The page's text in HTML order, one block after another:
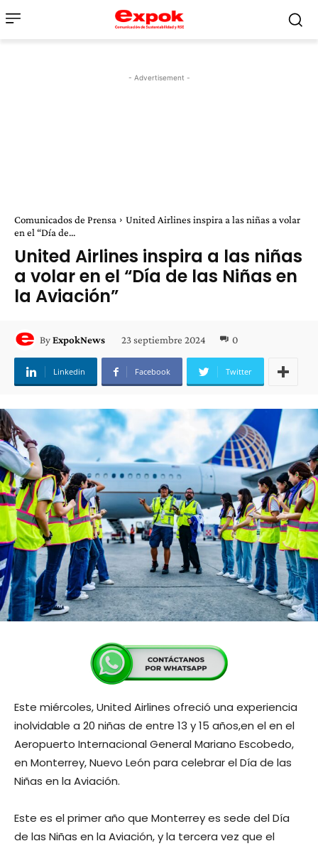
- Advertisement -
Comunicados de Prensa
United Airlines inspira a las niñas a volar
en el “Día de...
United Airlines inspira a las niñas
a volar en el “Día de las Niñas en
la Aviación”
ByExpokNews 23 septiembre 2024 0
Linkedin Facebook Twitter
Este miércoles, United Airlines ofreció una experiencia
inolvidable a 20 niñas de entre 13 y 15 años,en el en el
Aeropuerto Internacional General Mariano Escobedo,
en Monterrey, Nuevo León para celebrar el Día de las
Niñas en la Aviación.
Este es el primer año que Monterrey es sede del Día
de las Niñas en la Aviación, y la tercera vez que el